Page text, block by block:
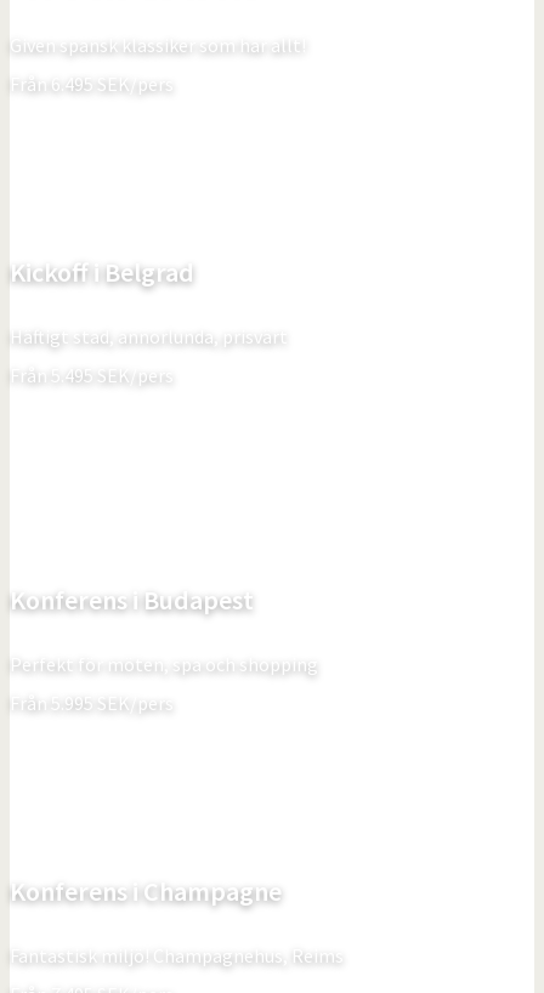
Given spansk klassiker som har allt!
Från 6.495 SEK/pers
Kickoff i Belgrad
Häftigt stad, annorlunda, prisvärt
Från
5.495 SEK/pers
Konferens i Budapest
Perfekt för möten, spa och shopping
Från
5.995 SEK/pers
Konferens i Champagne
Fantastisk miljö! Champagnehus, Reims